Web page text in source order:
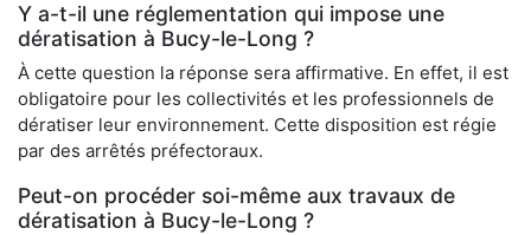
Y a-t-il une réglementation qui impose une
dératisation à Bucy-le-Long ?
À cette question la réponse sera affirmative. En effet, il est
obligatoire pour les collectivités et les professionnels de
dératiser leur environnement. Cette disposition est régie
par des arrêtés préfectoraux.
Peut-on procéder soi-même aux travaux de
dératisation à Bucy-le-Long ?